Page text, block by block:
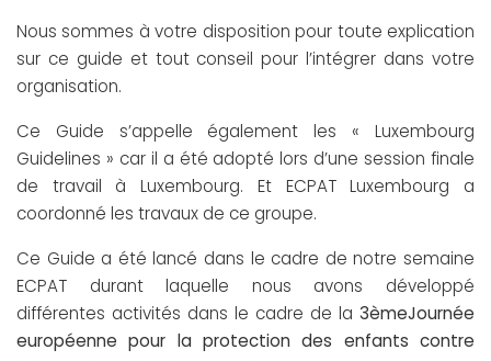
Nous sommes à votre disposition pour toute explication
sur ce guide et tout conseil pour l’intégrer dans votre
organisation.
Ce Guide s’appelle également les « Luxembourg
Guidelines » car il a été adopté lors d’une session finale
de travail à Luxembourg. Et ECPAT Luxembourg a
coordonné les travaux de ce groupe.
Ce Guide a été lancé dans le cadre de notre semaine
ECPAT durant laquelle nous avons développé
différentes activités dans le cadre de la 3èmeJournée
européenne pour la protection des enfants contre